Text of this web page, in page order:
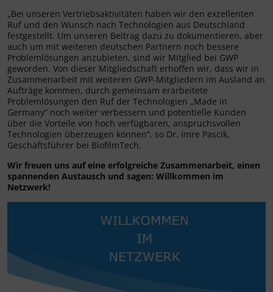
„Bei unseren Vertriebsaktivitäten haben wir den exzellenten
Ruf und den Wunsch nach Technologien aus Deutschland
festgestellt. Um unseren Beitrag dazu zu dokumentieren, aber
auch um mit weiteren deutschen Partnern noch bessere
Problemlösungen anzubieten, sind wir Mitglied bei GWP
geworden. Von dieser Mitgliedschaft erhoffen wir, dass wir in
Zusammenarbeit mit weiteren GWP-Mitgliedern im Ausland an
Aufträge kommen, durch gemeinsam erarbeitete
Problemlösungen den Ruf der Technologien „Made in
Germany“ noch weiter verbessern und potentielle Kunden
über die Vorteile von hoch verfügbaren, anspruchsvollen
Technologien überzeugen können“, so Dr. Imre Pascik,
Geschäftsführer bei BiofilmTech.
Wir freuen uns auf eine erfolgreiche Zusammenarbeit, einen
spannenden Austausch und sagen: Willkommen im
Netzwerk!